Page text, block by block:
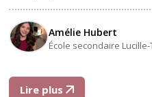
Amélie Hubert
École secondaire
Lire plus